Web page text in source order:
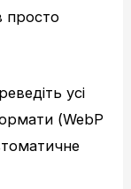
просто
усі
(WebP